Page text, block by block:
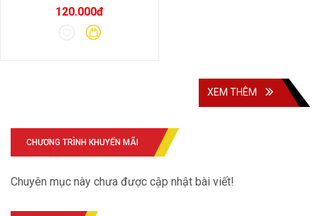
120.000đ
XEM THÊM
CHƯƠNG TRÌNH KHUYẾN MÃI
Chuyên mục này chưa được cập nhật bài viết!